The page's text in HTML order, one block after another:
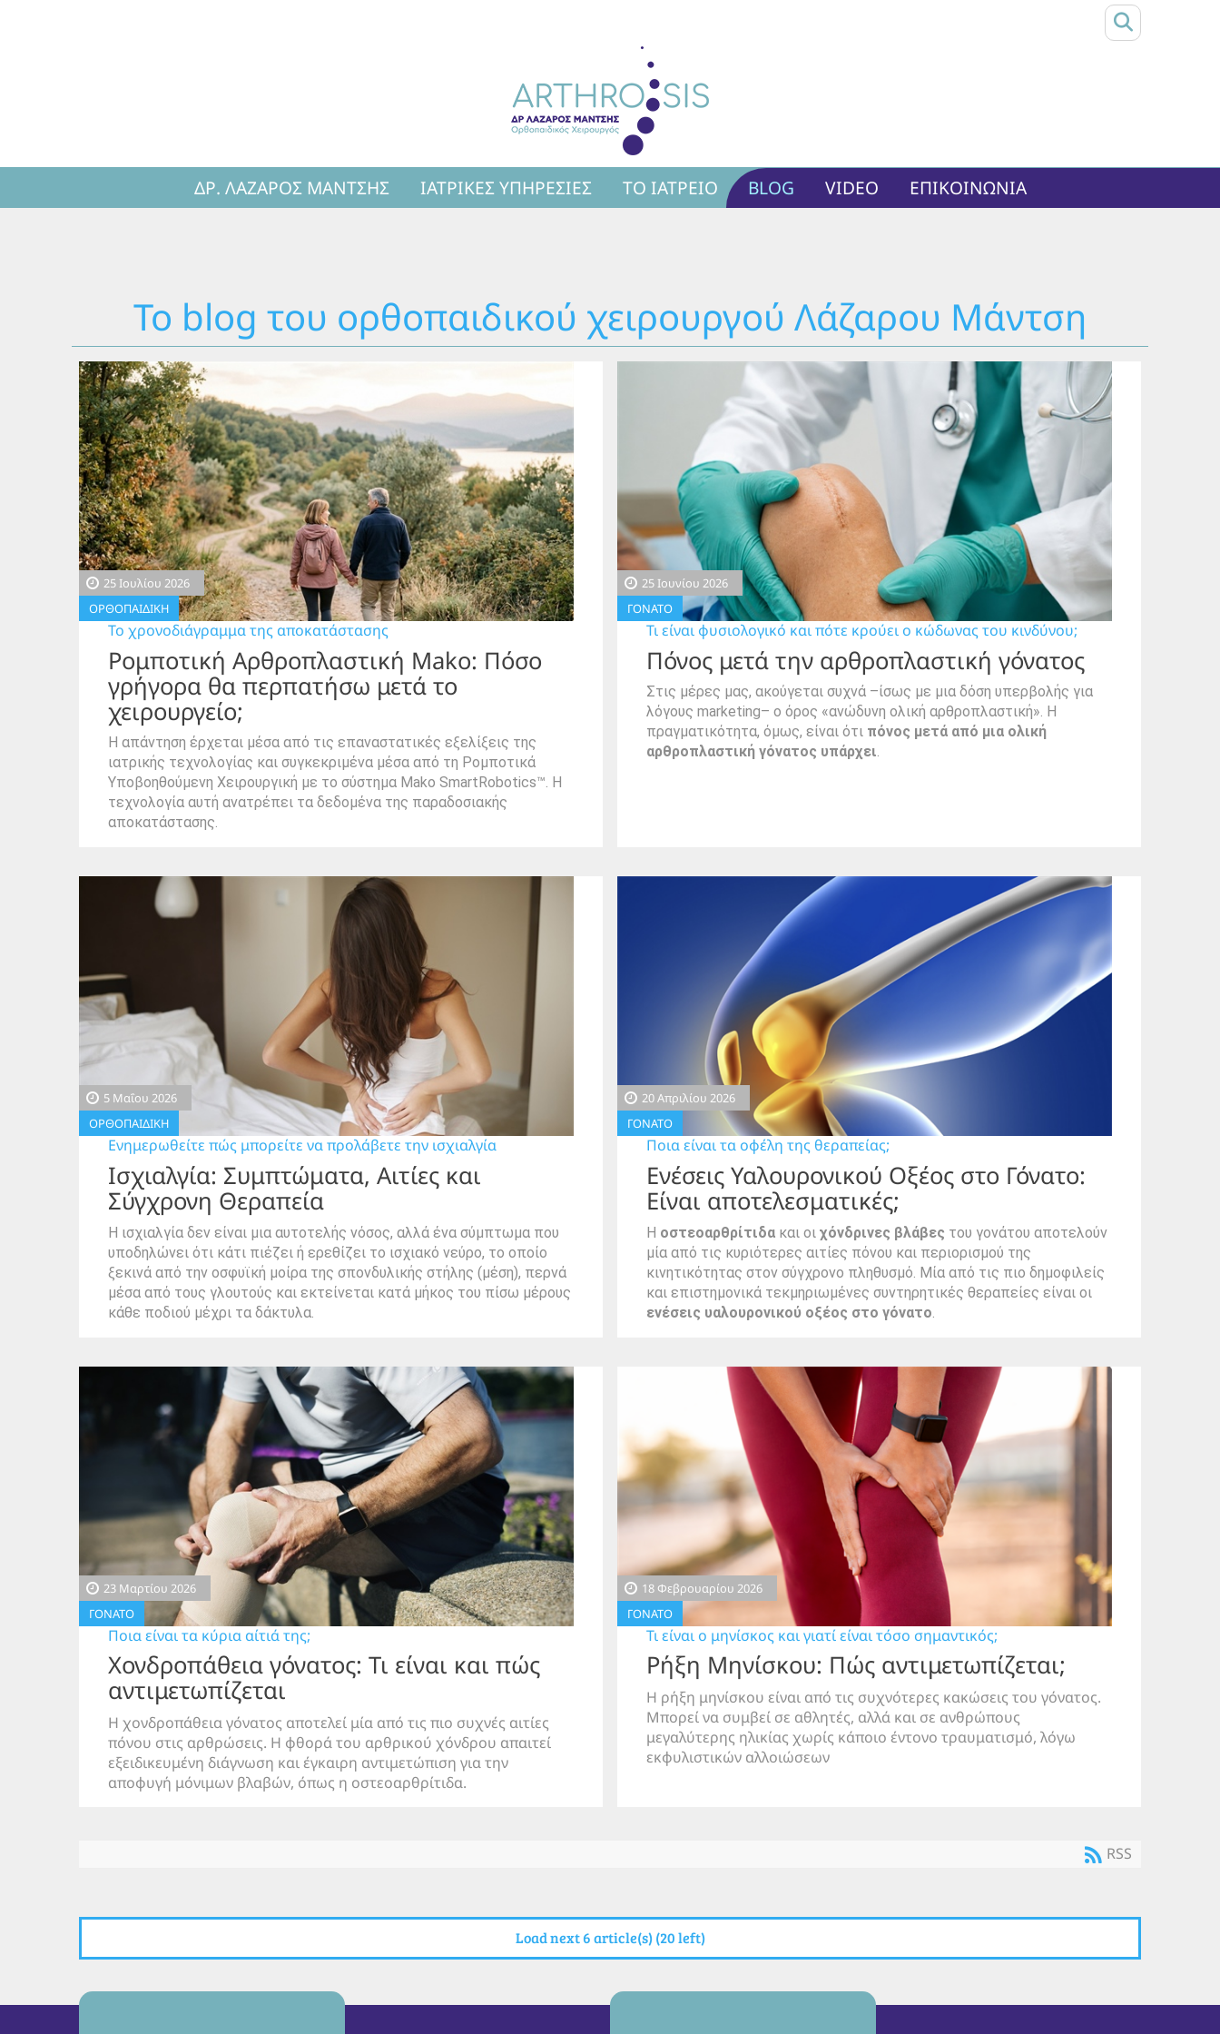
ΔΡ. ΛΆΖΑΡΟΣ ΜΆΝΤΣΗΣ ΙΑΤΡΙΚΈΣ ΥΠΗΡΕΣΊΕΣ ΤΟ ΙΑΤΡΕΊΟ BLOG VIDEO ΕΠΙΚΟΙΝΩΝΊΑ
Το blog του ορθοπαιδικού χειρουργού Λάζαρου Μάντση
25 Ιουλίου 2026
ΟΡΘΟΠΑΙΔΙΚΗ
Το χρονοδιάγραμμα της αποκατάστασης
Ρομποτική Αρθροπλαστική Mako: Πόσο
γρήγορα θα περπατήσω μετά το
χειρουργείο;
Η απάντηση έρχεται μέσα από τις επαναστατικές εξελίξεις της
ιατρικής τεχνολογίας και συγκεκριμένα μέσα από τη Ρομποτικά
Υποβοηθούμενη Χειρουργική με το σύστημα Mako SmartRobotics™. Η
τεχνολογία αυτή ανατρέπει τα δεδομένα της παραδοσιακής
αποκατάστασης.
25 Ιουνίου 2026
ΓΟΝΑΤΟ
Τι είναι φυσιολογικό και πότε κρούει ο κώδωνας του κινδύνου;
Πόνος μετά την αρθροπλαστική γόνατος
Στις μέρες μας, ακούγεται συχνά –ίσως με μια δόση υπερβολής για
λόγους marketing– ο όρος «ανώδυνη ολική αρθροπλαστική». Η
πραγματικότητα, όμως, είναι ότι πόνος μετά από μια ολική
αρθροπλαστική γόνατος υπάρχει.
5 Μαΐου 2026
ΟΡΘΟΠΑΙΔΙΚΗ
Ενημερωθείτε πώς μπορείτε να προλάβετε την ισχιαλγία
Ισχιαλγία: Συμπτώματα, Αιτίες και
Σύγχρονη Θεραπεία
Η ισχιαλγία δεν είναι μια αυτοτελής νόσος, αλλά ένα σύμπτωμα που
υποδηλώνει ότι κάτι πιέζει ή ερεθίζει το ισχιακό νεύρο, το οποίο
ξεκινά από την οσφυϊκή μοίρα της σπονδυλικής στήλης (μέση), περνά
μέσα από τους γλουτούς και εκτείνεται κατά μήκος του πίσω μέρους
κάθε ποδιού μέχρι τα δάκτυλα.
20 Απριλίου 2026
ΓΟΝΑΤΟ
Ποια είναι τα οφέλη της θεραπείας;
Ενέσεις Υαλουρονικού Οξέος στο Γόνατο:
Είναι αποτελεσματικές;
Η οστεοαρθρίτιδα και οι χόνδρινες βλάβες του γονάτου αποτελούν
μία από τις κυριότερες αιτίες πόνου και περιορισμού της
κινητικότητας στον σύγχρονο πληθυσμό. Μία από τις πιο δημοφιλείς
και επιστημονικά τεκμηριωμένες συντηρητικές θεραπείες είναι οι
ενέσεις υαλουρονικού οξέος στο γόνατο
23 Μαρτίου 2026
ΓΟΝΑΤΟ
Ποια είναι τα κύρια αίτιά της;
Χονδροπάθεια γόνατος: Τι είναι και πώς
αντιμετωπίζεται
Η χονδροπάθεια γόνατος αποτελεί μία από τις πιο συχνές αιτίες
πόνου στις αρθρώσεις. Η φθορά του αρθρικού χόνδρου απαιτεί
εξειδικευμένη διάγνωση και έγκαιρη αντιμετώπιση για την
αποφυγή μόνιμων βλαβών, όπως η οστεοαρθρίτιδα.
18 Φεβρουαρίου 2026
ΓΟΝΑΤΟ
Τι είναι ο μηνίσκος και γιατί είναι τόσο σημαντικός;
Ρήξη Μηνίσκου: Πώς αντιμετωπίζεται;
Η ρήξη μηνίσκου είναι από τις συχνότερες κακώσεις του γόνατος.
Μπορεί να συμβεί σε αθλητές, αλλά και σε ανθρώπους
μεγαλύτερης ηλικίας χωρίς κάποιο έντονο τραυματισμό, λόγω
εκφυλιστικών αλλοιώσεων
RSS
Load next 6 article(s) (20 left)